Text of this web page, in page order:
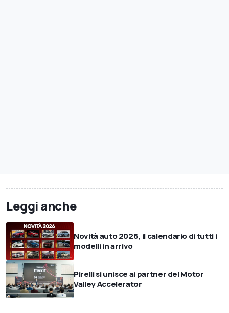
Leggi anche
Novità auto 2026, il calendario di tutti i
modelli in arrivo
Pirelli si unisce ai partner del Motor
Valley Accelerator